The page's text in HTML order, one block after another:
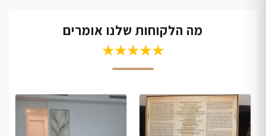
מה הלקוחות שלנו אומרים
★★★★★